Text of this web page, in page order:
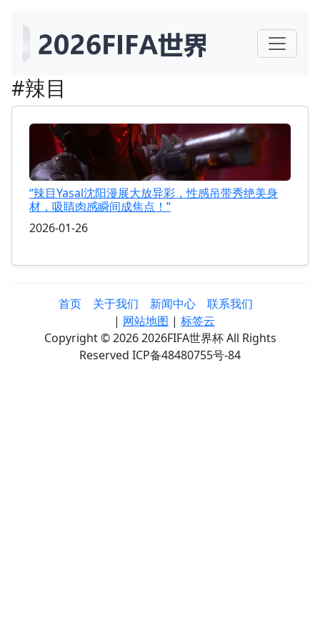
#辣目
“辣目Yasal沈阳漫展大放异彩，性感吊带秀绝美身
材，吸睛肉感瞬间成焦点！”
2026-01-26
首页 关于我们 新闻中心
联系我们
| 网站地图 | 标签云
Copyright © 2026 2026FIFA世界杯 All Rights
Reserved ICP备48480755号-84